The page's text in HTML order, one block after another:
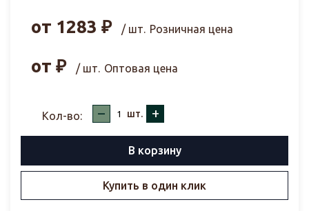
от 1283 ₽ / шт. Розничная цена
от ₽ / шт. Оптовая цена
Кол-во: – шт. +
В корзину
Купить в один клик